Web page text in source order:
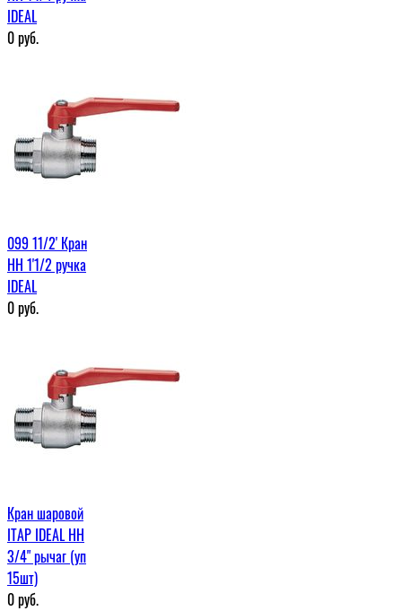
IDEAL
0руб.
099 11/2' Кран
НН 1'1/2 ручка
IDEAL
0руб.
Кран шаровой
ITAP IDEAL НН
3/4" рычаг (уп
15шт)
0руб.